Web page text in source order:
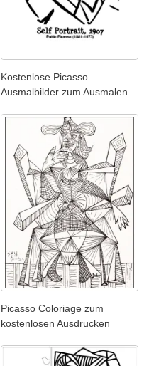
Kostenlose Picasso
Ausmalbilder zum Ausmalen
Picasso Coloriage zum
kostenlosen Ausdrucken